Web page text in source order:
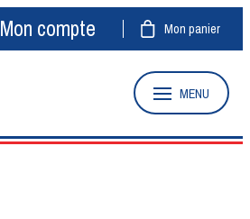
Mon compte Mon panier
MENU